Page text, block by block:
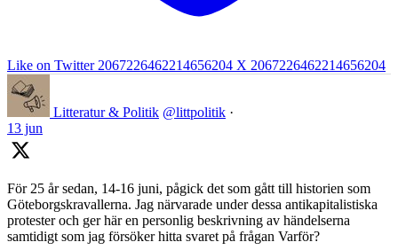
Like on Twitter 2067226462214656204 X 2067226462214656204
Litteratur & Politik @littpolitik ·
13 jun
För 25 år sedan, 14-16 juni, pågick det som gått till historien som
Göteborgskravallerna. Jag närvarade under dessa antikapitalistiska
protester och ger här en personlig beskrivning av händelserna
samtidigt som jag försöker hitta svaret på frågan Varför?